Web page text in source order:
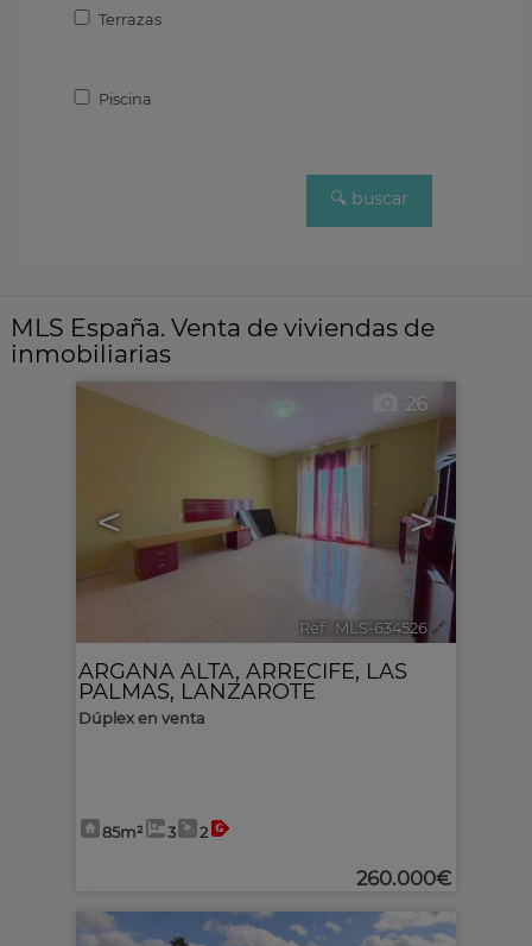
Terrazas
Piscina
MLS España. Venta de viviendas de
inmobiliarias
< >
26
Ref.. MLS-634526 🔗
ARGANA ALTA, ARRECIFE, LAS
PALMAS, LANZAROTE
Dúplex en venta
85m² 3 2
260.000€